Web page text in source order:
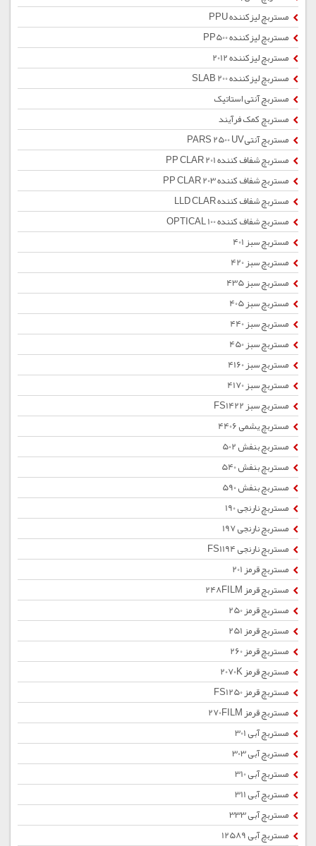
مستربچ لیزکننده PPU
مستربچ لیزکننده PP500
مستربچ لیزکننده 2012
مستربچ لیزکننده SLAB 200
مستربچ آنتی استاتیک
مستربچ کمک فرآیند
مستربچ آنتیPARS 2500 UV
مستربچ شفاف کننده PP CLAR 201
مستربچ شفاف کننده PP CLAR 203
مستربچ شفاف کننده LLD CLAR
مستربچ شفاف کننده OPTICAL 100
مستربچ سبز 401
مستربچ سبز 420
مستربچ سبز 435
مستربچ سبز 405
مستربچ سبز 440
مستربچ سبز 450
مستربچ سبز 4160
مستربچ سبز 4170
مستربچ سبز FS1422
مستربچ یشمی 4406
مستربچ بنفش 502
مستربچ بنفش 540
مستربچ بنفش 590
مستربچ نارنجی 190
مستربچ نارنجی 197
مستربچ نارنجی FS1194
مستربچ قرمز 201
مستربچ قرمز 248FILM
مستربچ قرمز 250
مستربچ قرمز 251
مستربچ قرمز 260
مستربچ قرمز 2070K
مستربچ قرمز FS1250
مستربچ قرمز 270FILM
مستربچ آبی 301
مستربچ آبی 303
مستربچ آبی 310
مستربچ آبی 311
مستربچ آبی 333
مستربچ آبی 12589